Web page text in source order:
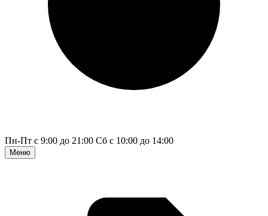
Пн-Пт с 9:00 до 21:00 Сб с 10:00 до 14:00
Меню